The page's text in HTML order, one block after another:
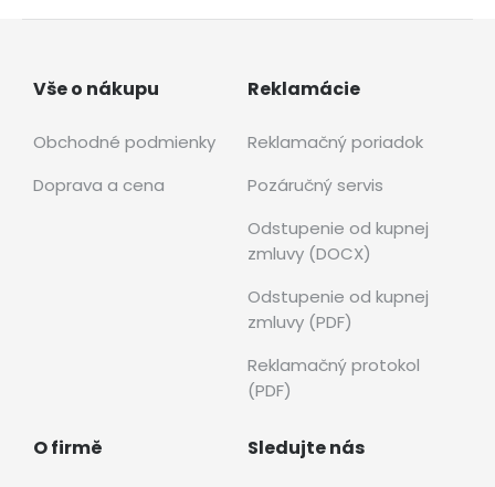
Vše o nákupu
Obchodné podmienky
Doprava a cena
Reklamácie
Reklamačný poriadok
Pozáručný servis
Odstupenie od kupnej
zmluvy (DOCX)
Odstupenie od kupnej
zmluvy (PDF)
Reklamačný protokol
(PDF)
O firmě Sledujte nás